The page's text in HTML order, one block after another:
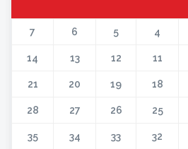
4
5
6
7
11
12
13
14
18
19
20
21
25
26
27
28
32
33
34
35